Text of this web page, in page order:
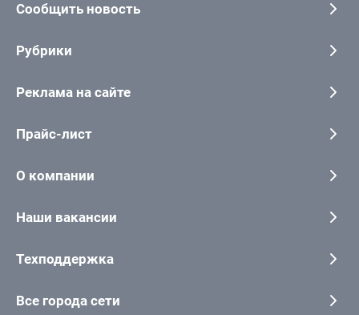
Сообщить новость
Рубрики
Реклама на сайте
Прайс-лист
О компании
Наши вакансии
Техподдержка
Все города сети